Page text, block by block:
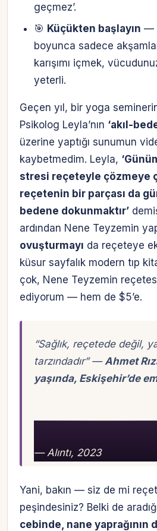
geçmez’.
🎯 Küçükten başlayın —
boyunca sadece
karışımı içmek,
yeterli.
Geçen yıl, bir yoga
Psikolog Leyla’nın ‘akıl-
üzerine yaptığı sunumun
kaybetmedim. Leyla,
stresi reçeteyle çözmeye
reçetenin bir parçası da
bedene dokunmaktır’
ardından Nene Teyzemin
ovuşturmayı da reçeteye
küsur sayfalık modern tıp
çok, Nene Teyzemin
ediyorum — hem de $5’e.
“Sağlık, reçetede değil,
tarzındadır” —Ahmet
yaşında, Eskişehir’de
— Alıntı, 2023
Yani, bakın — siz de mi
peşindesiniz? Belki de
cebinde, nane yaprağının